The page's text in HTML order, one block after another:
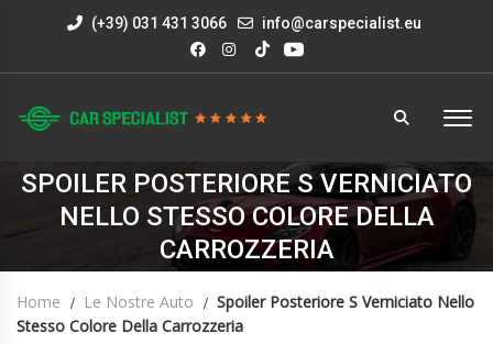
(+39) 031 431 3066 info@carspecialist.eu
SPOILER POSTERIORE S VERNICIATO
NELLO STESSO COLORE DELLA
CARROZZERIA
Home Le Nostre Auto
Spoiler Posteriore S Verniciato Nello
Stesso Colore Della Carrozzeria